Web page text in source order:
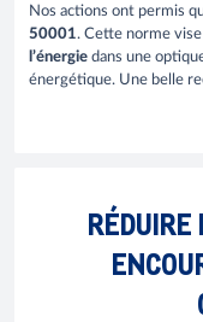
Nos actions ont permis
50001. Cette norme
l’énergie dans une
énergétique. Une belle